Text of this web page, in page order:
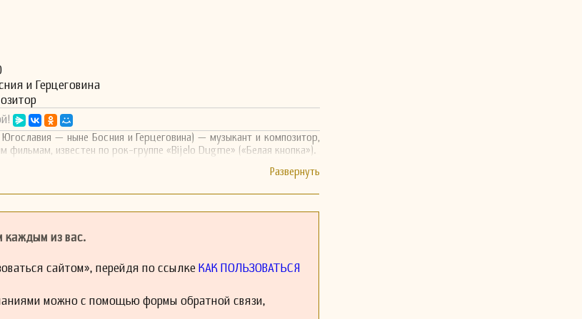
и Герцеговина
Югославия — ныне Босния и Герцеговина) — музыкант и композитор,
фильмам, известен по рок-группе «Bijelo Dugme» («Белая кнопка»).
каждым из вас.
сайтом», перейдя по ссылке КАК ПОЛЬЗОВАТЬСЯ
можно с помощью формы обратной связи,